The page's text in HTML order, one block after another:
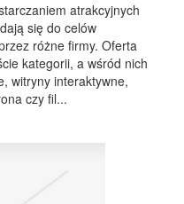
atrakcyjnych
się do celów
różne firmy. Oferta
kategorii, a wśród nich
witryny interaktywne,
czy fil...